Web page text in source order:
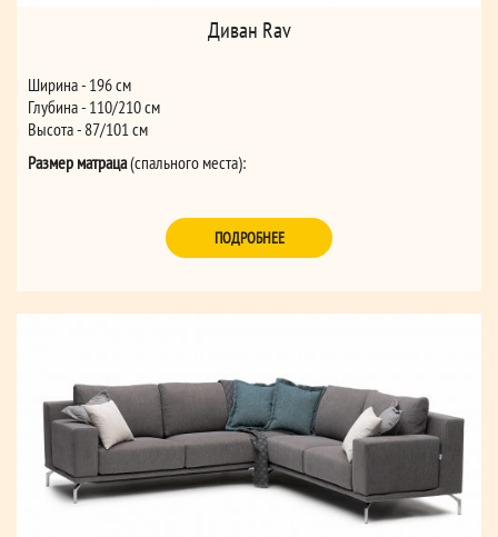
Диван Rav
Ширина - 196 см
Глубина - 110/210 см
Высота - 87/101 см
Размер матраца(спального места):
для дивана 2-местного MAXI (142*195*14)
для дивана 2-местного (122*195*14)
ПОДРОБНЕЕ